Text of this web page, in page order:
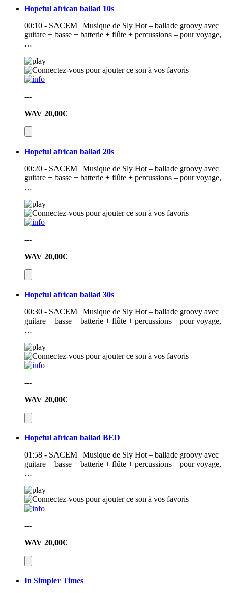
Hopeful african ballad 10s
00:10 - SACEM | Musique de Sly Hot – ballade groovy avec
guitare + basse + batterie + flûte + percussions – pour voyage,
…
---
WAV 20,00€
Hopeful african ballad 20s
00:20 - SACEM | Musique de Sly Hot – ballade groovy avec
guitare + basse + batterie + flûte + percussions – pour voyage,
…
---
WAV 20,00€
Hopeful african ballad 30s
00:30 - SACEM | Musique de Sly Hot – ballade groovy avec
guitare + basse + batterie + flûte + percussions – pour voyage,
…
---
WAV 20,00€
Hopeful african ballad BED
01:58 - SACEM | Musique de Sly Hot – ballade groovy avec
guitare + basse + batterie + flûte + percussions – pour voyage,
…
---
WAV 20,00€
In Simpler Times